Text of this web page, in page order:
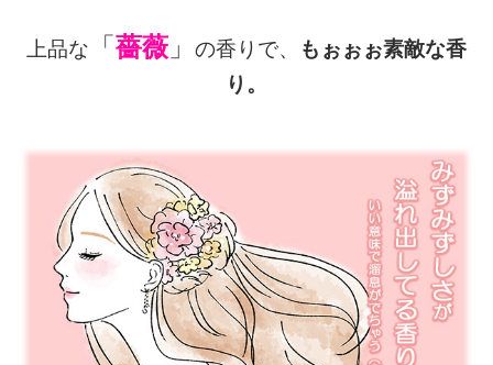
上品な 「薔薇 」 の香りで、
もぉぉぉ素敵な香
り。